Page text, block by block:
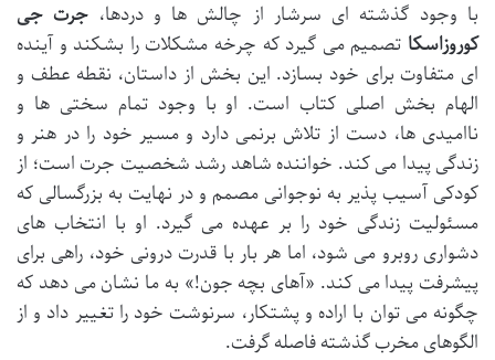
با وجود گذشته ای سرشار از چالش ها و دردها، جرت جی
کوروزاسکا تصمیم می گیرد که چرخه مشکلات را بشکند و آینده
ای متفاوت برای خود بسازد. این بخش از داستان، نقطه عطف و
الهام بخش اصلی کتاب است. او با وجود تمام سختی ها و
ناامیدی ها، دست از تلاش برنمی دارد و مسیر خود را در هنر و
زندگی پیدا می کند. خواننده شاهد رشد شخصیت جرت است؛ از
کودکی آسیب پذیر به نوجوانی مصمم و در نهایت به بزرگسالی که
مسئولیت زندگی خود را بر عهده می گیرد. او با انتخاب های
دشواری روبرو می شود، اما هر بار با قدرت درونی خود، راهی برای
پیشرفت پیدا می کند. «آهای بچه جون!» به ما نشان می دهد که
چگونه می توان با اراده و پشتکار، سرنوشت خود را تغییر داد و از
الگوهای مخرب گذشته فاصله گرفت.